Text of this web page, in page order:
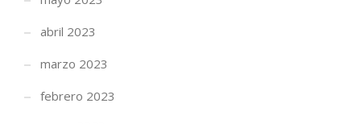
abril 2023
marzo 2023
febrero 2023